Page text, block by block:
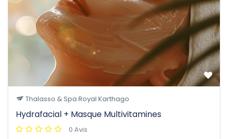
Thalasso & Spa Royal Karthago
Hydrafacial + Masque Multivitamines
0 Avis